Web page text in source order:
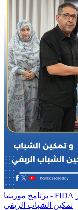
برنامج مورينيا - FIDA يوقع اتفاقية خطة مع "تمكين الشباب" لتعزيز
تمكين الشباب الريفي